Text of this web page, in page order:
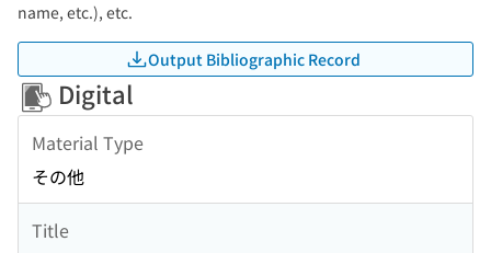
name, etc.), etc.
Output Bibliographic Record
Digital
Material Type
その他
Title